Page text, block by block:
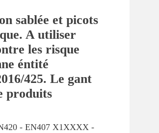
sablée et picots
A utiliser
les risque
éntité
425. Le gant
produits
- EN407 X1XXXX -